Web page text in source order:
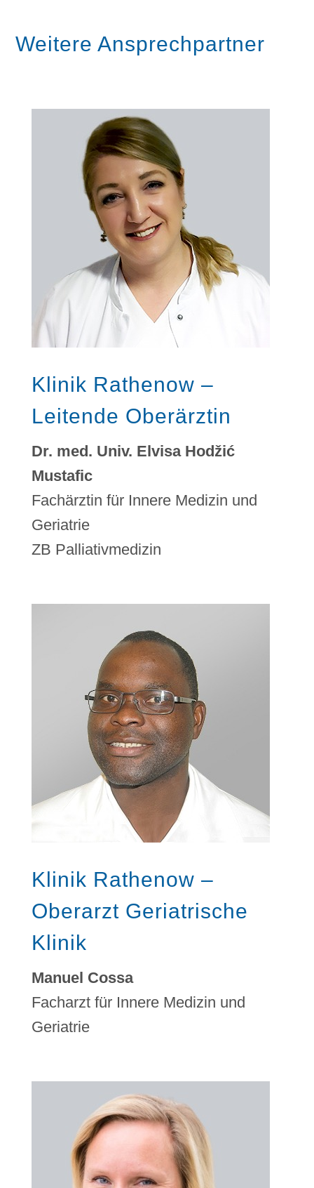
Weitere Ansprechpartner
Klinik Rathenow –
Leitende Oberärztin
Dr. med. Univ. Elvisa Hodžić
Mustafic
Fachärztin für Innere Medizin und
Geriatrie
ZB Palliativmedizin
Klinik Rathenow –
Oberarzt Geriatrische
Klinik
Manuel Cossa
Facharzt für Innere Medizin und
Geriatrie